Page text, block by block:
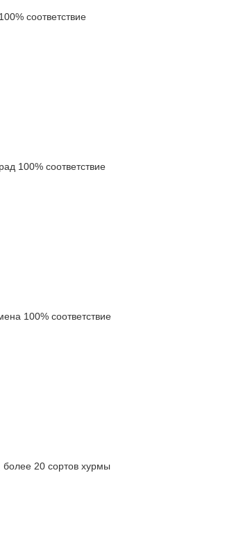
соответствие
соответствие
100% соответствие
20 сортов хурмы